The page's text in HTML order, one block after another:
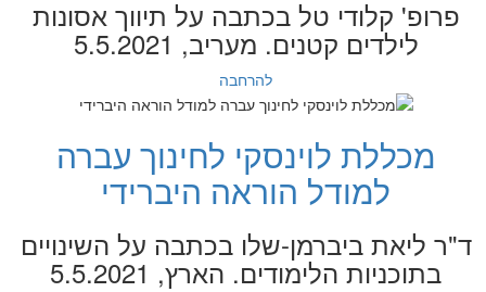
פרופ' קלודי טל בכתבה על תיווך אסונות
לילדים קטנים. מעריב, 5.5.2021
להרחבה
מכללת לוינסקי לחינוך עברה
למודל הוראה היברידי
ד"ר ליאת ביברמן-שלו בכתבה על השינויים
בתוכניות הלימודים. הארץ, 5.5.2021